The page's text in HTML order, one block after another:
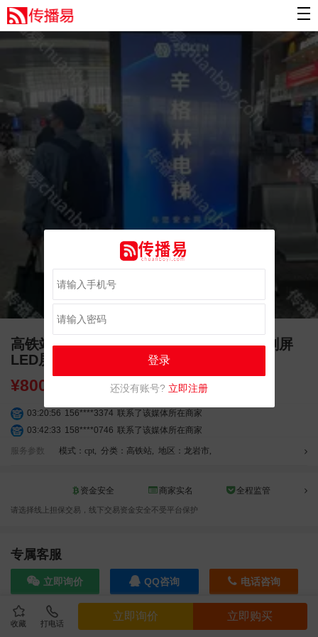
收藏 打电话
立即询价 立即购买
高铁站广告 龙岩高铁站广告 龙岩站 独立刷屏
LED屏幕广告
¥8000.00
03:20:56 156****3374 联系了该媒体所在商家
03:42:33 158****0746 联系了该媒体所在商家
01:59:39 189****2617
联系了该媒体所在商家
181****0078
联系了该媒体所在商家
01:50:54 192****2334 联系了该媒体所在商家
10:08:47
02:32:27
04:09:07 182****6963
联系了该媒体所在商家
08:36:41
联系了该媒体所在商家
186****8762 联系了该媒体所在商家
服务参数 模式：cpt, 分类：高铁站, 地区：龙岩市,
资金安全 商家实名 全程监管
请选择线上担保交易，线下交易资金安全不受平台保护
专属客服
立即询价 QQ咨询 电话咨询
效果截图
登录
还没有账号? 立即注册